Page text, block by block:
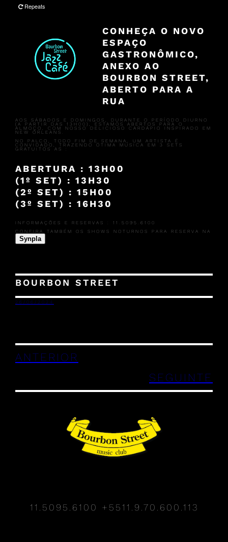
Repeats
CONHEÇA O NOVO
ESPAÇO
GASTRONÔMICO,
ANEXO AO
BOURBON STREET,
ABERTO PARA A
RUA
AOS SÁBADOS E DOMINGOS, DURANTE O PERÍODO DIURNO
(A PARTIR DAS 13H00), ESTAMOS ABERTOS PARA O
ALMOÇO, COM NOSSO DELICIOSO CARDÁPIO INSPIRADO EM
NEW ORLEANS.
NO PALCO, TODO FIM DE SEMANA, UM ARTISTA É
CONVIDADO, TRAZENDO ÓTIMA MÚSICA EM 3 SETS
GRATUITOS AS :
ABERTURA : 13H00
(1º SET) : 13H30
(2º SET) : 15H00
(3º SET) : 16H30
INFORMAÇÕES E RESERVAS : 11.5095.6100
CONFIRA TAMBÉM OS SHOWS NOTURNOS PARA RESERVA NA
Synpla
BOURBON STREET
26/06/2024
ANTERIOR
SEGUINTE
11.5095.6100 +5511.9.70.600.113